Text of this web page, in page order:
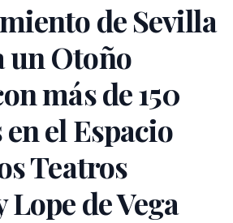
de Sevilla
un Otoño
más de 150
el Espacio
Teatros
Lope de Vega